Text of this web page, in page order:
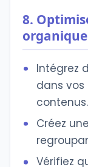
8.
organique
Intégrez
dans
contenus.
Créez
Vérifiez